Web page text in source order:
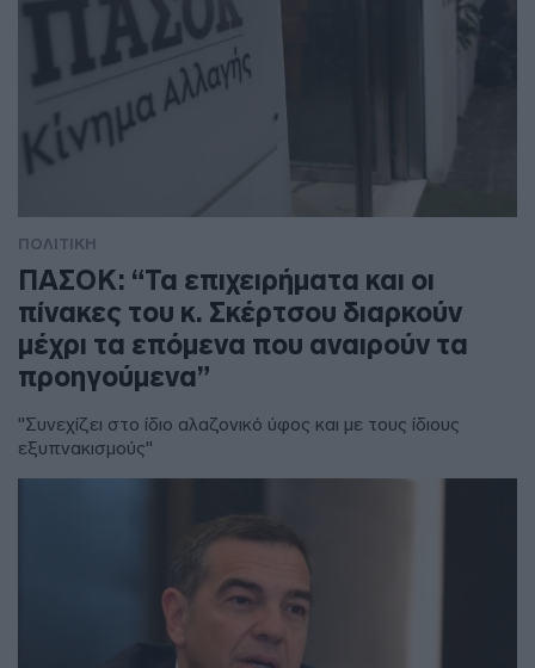
ΠΟΛΙΤΙΚΗ
ΠΑΣΟΚ: “Τα επιχειρήματα και οι
πίνακες του κ. Σκέρτσου διαρκούν
μέχρι τα επόμενα που αναιρούν τα
προηγούμενα”
"Συνεχίζει στο ίδιο αλαζονικό ύφος και με τους ίδιους
εξυπνακισμούς"